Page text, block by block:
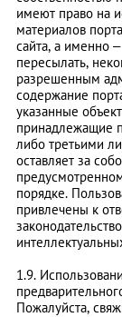
имеют право на
материалов
сайта, а именно
пересылать,
разрешенным
содержание
указанные
принадлежащие
либо третьими
оставляет за
порядке.
привлечены к
1.9.
Пожалуйста,